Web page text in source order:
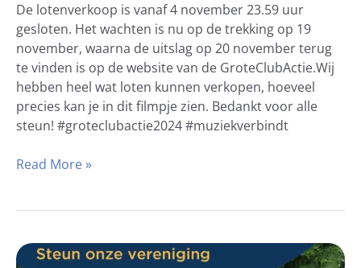
De lotenverkoop is vanaf 4 november 23.59 uur
gesloten. Het wachten is nu op de trekking op 19
november, waarna de uitslag op 20 november terug
te vinden is op de website van de GroteClubActie.Wij
hebben heel wat loten kunnen verkopen, hoeveel
precies kan je in dit filmpje zien. Bedankt voor alle
steun! #groteclubactie2024 #muziekverbindt
Read More »